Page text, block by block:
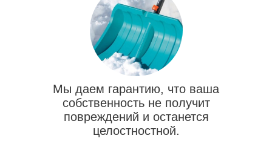
Мы даем гарантию, что ваша
собственность не получит
повреждений и останется
целостностной.